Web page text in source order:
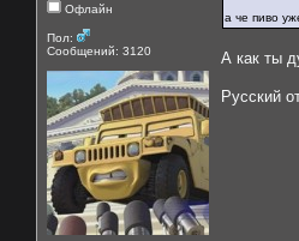
Офлайн
Пол:
Сообщений: 3120
а че пиво
А как ты
Русский